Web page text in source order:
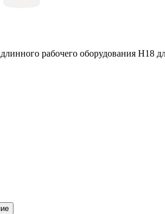
рабочего оборудования Н18